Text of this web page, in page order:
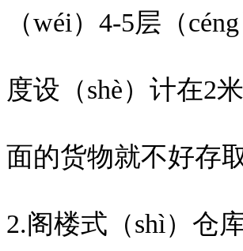
（wéi）4-5层（
度设（shè）计在2
面的货物就不好存取
2.阁楼式（shì）仓